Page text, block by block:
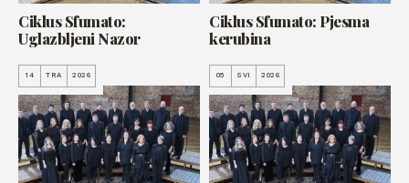
Ciklus Sfumato:
Uglazbljeni Nazor
Ciklus Sfumato: Pjesma
kerubina
14 TRA 2026 05 SVI 2026